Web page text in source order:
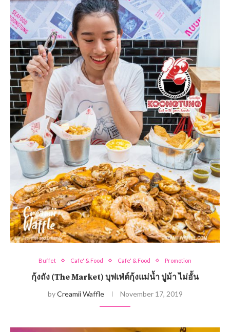
Buffet Cafe' & Food Cafe' & Food Promotion
กุ้งถัง (The Market) บุฟเฟ่ต์กุ้งแม่น้ำ ปูม้า ไม่อั้น
byCreamii Waffle November 17, 2019